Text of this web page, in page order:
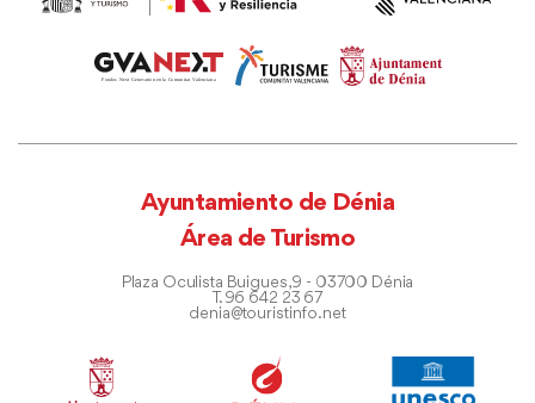
Ayuntamiento de Dénia
Área de Turismo
Plaza Oculista Buigues, 9 - 03700 Dénia
T. 96 642 23 67
denia@touristinfo.net